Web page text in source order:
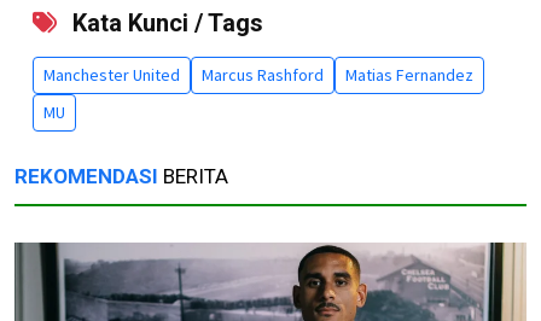
Kata Kunci / Tags
Manchester United Marcus Rashford
Matias Fernandez
MU
REKOMENDASI BERITA